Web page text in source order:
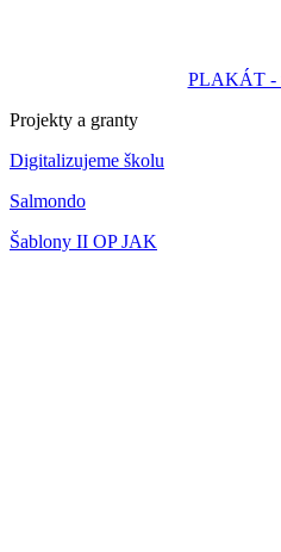
PLAKÁT -
Projekty a granty
Digitalizujeme školu
Salmondo
Šablony II OP JAK